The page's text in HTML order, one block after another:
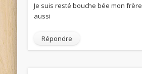
Je suis resté bouche bée mon frère
aussi
Répondre